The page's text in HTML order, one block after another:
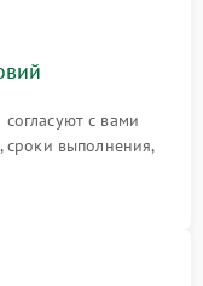
с вами
сроки выполнения,